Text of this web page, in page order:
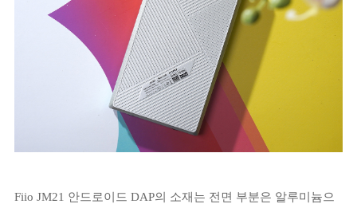
Fiio JM21 안드로이드 DAP의 소재는 전면 부분은 알루미늄으